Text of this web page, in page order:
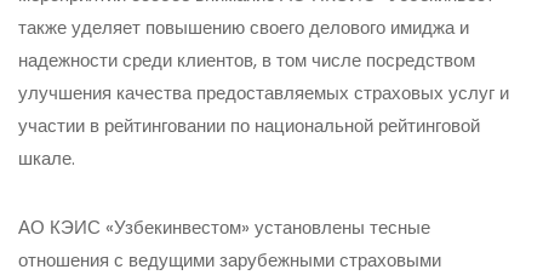
также уделяет повышению своего делового имиджа и
надежности среди клиентов, в том числе посредством
улучшения качества предоставляемых страховых услуг и
участии в рейтинговании по национальной рейтинговой
шкале.
АО КЭИС «Узбекинвестом» установлены тесные
отношения с ведущими зарубежными страховыми